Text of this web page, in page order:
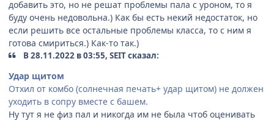
добавить это, но не решат проблемы пала с уроном, то я
буду очень недовольна.) Как бы есть некий недостаток, но
если решить все остальные проблемы класса, то с ним я
готова смириться.) Как-то так.)
В 28.11.2022 в 03:55, SEIT сказал:
Удар щитом
Отхил от комбо (солнечная печать+ удар щитом) не должен
уходить в сопру вместе с башем.
Ну тут я не физ пал и никогда им не была чтоб оценивать